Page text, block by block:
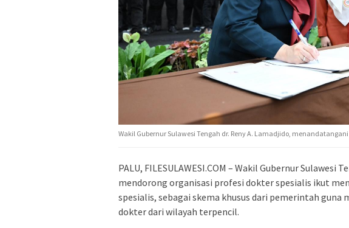
Wakil Gubernur Sulawesi Tengah dr. Reny A. Lamadjido,
PALU, FILESULAWESI.COM – Wakil Gubernur Sulawesi
mendorong organisasi profesi dokter spesialis ikut
spesialis, sebagai skema khusus dari pemerintah guna
dokter dari wilayah terpencil.